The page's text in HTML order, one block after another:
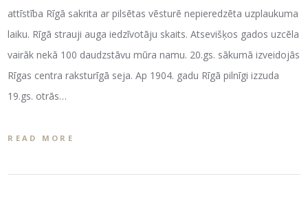
attīstība Rīgā sakrita ar pilsētas vēsturē nepieredzēta uzplaukuma
laiku. Rīgā strauji auga iedzīvotāju skaits. Atsevišķos gados uzcēla
vairāk nekā 100 daudzstāvu mūra namu. 20.gs. sākumā izveidojās
Rīgas centra raksturīgā seja. Ap 1904. gadu Rīgā pilnīgi izzuda
19.gs. otrās…
READ MORE